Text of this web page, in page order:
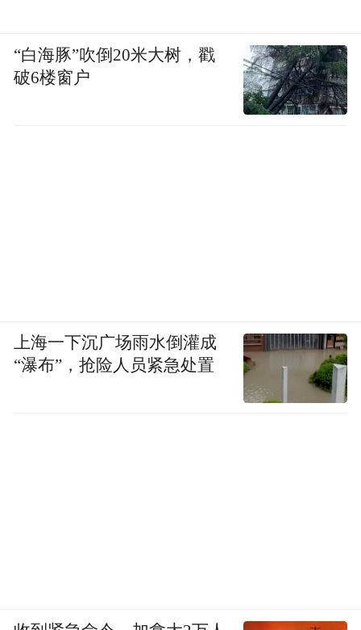
“白海豚”吹倒20米大树，戳
破6楼窗户
上海一下沉广场雨水倒灌成
“瀑布”，抢险人员紧急处置